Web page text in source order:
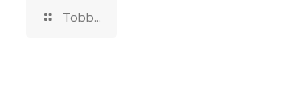
Több...